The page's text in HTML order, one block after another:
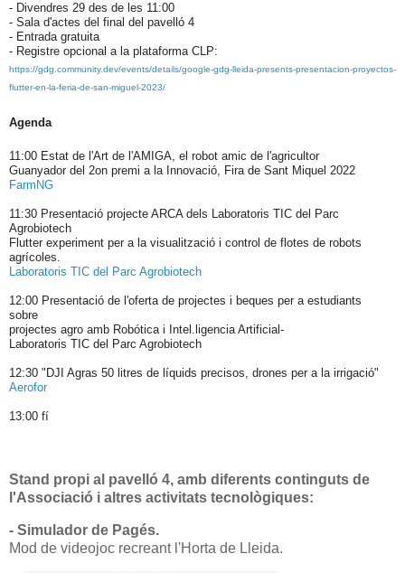
- Divendres 29 des de les 11:00
- Sala d'actes del final del pavelló 4
- Entrada gratuita
- Registre opcional a la plataforma CLP:
https://gdg.community.dev/events/details/google-gdg-lleida-presents-presentacion-proyectos-
flutter-en-la-feria-de-san-miguel-2023/
Agenda
11:00 Estat de l'Art de l'AMIGA, el robot amic de l'agricultor
Guanyador del 2on premi a la Innovació, Fira de Sant Miquel 2022
FarmNG
11:30 Presentació projecte ARCA dels Laboratoris TIC del Parc
Agrobiotech
Flutter experiment per a la visualització i control de flotes de robots
agrícoles.
Laboratoris TIC del Parc Agrobiotech
12:00 Presentació de l'oferta de projectes i beques per a estudiants
sobre
projectes agro amb Robótica i Intel.ligencia Artificial-
Laboratoris TIC del Parc Agrobiotech
12:30 "DJI Agras 50 litres de líquids precisos, drones per a la irrigació"
Aerofor
13:00 fí
Stand propi al pavelló 4, amb diferents continguts de
l'Associació i altres activitats tecnològiques:
- Simulador de Pagés.
Mod de videojoc recreant l'Horta de Lleida.